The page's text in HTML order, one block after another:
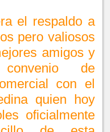
el respaldo a
pero valiosos
amigos y
de
con el
quien hoy
oficialmente